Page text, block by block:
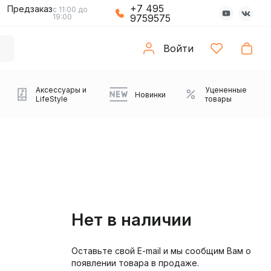
Предзаказс 11:00 до
19:00
+7 495
9759575
Войти
Плееры Аудиоинтерфейсы
Виниловые
проигрыватели
Звуковые карты
Partybox
Саундбары
Компьютерные колонки Веб-камеры
Коврики с подсветкой Проекторы
Аксессуары и
LifeStyle
Зарядные устройства Транспорт
Новинки
Уцененные
товары
Нет в наличии
Оставьте свой E-mail и мы сообщим Вам о
появлении товара в продаже.